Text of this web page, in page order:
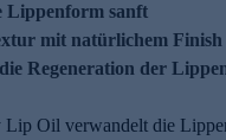
Lippenform sanft
mit natürlichem Finish
Regeneration der
Lip Oil verwandelt die